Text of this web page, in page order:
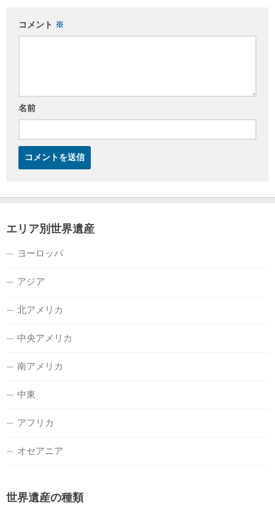
コメント ※
名前
エリア別世界遺産
ヨーロッパ
アジア
北アメリカ
中央アメリカ
南アメリカ
中東
アフリカ
オセアニア
世界遺産の種類